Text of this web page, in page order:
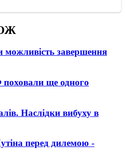
завершення
ще одного
Наслідки вибуху в
перед дилемою -